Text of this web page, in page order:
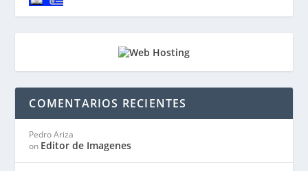
COMENTARIOS RECIENTES
Pedro Ariza
on Editor de Imagenes